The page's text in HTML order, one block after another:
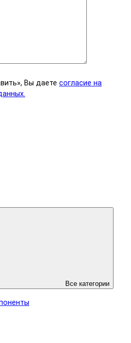
Вы даете согласие на
Все категории